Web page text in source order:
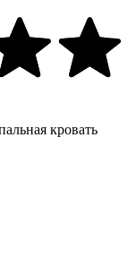
кровать